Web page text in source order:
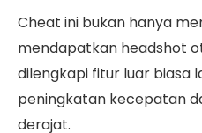
Cheat ini bukan hanya
mendapatkan headshot
dilengkapi fitur luar biasa
peningkatan kecepatan
derajat.